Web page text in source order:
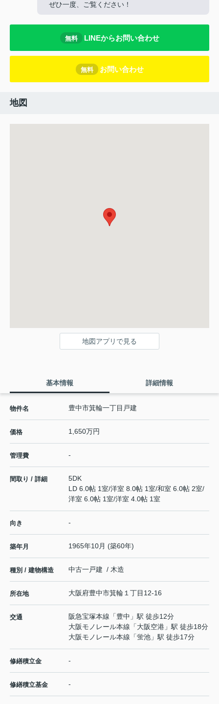
ぜひ一度、ご覧ください！
無料 LINEからお問い合わせ
無料 お問い合わせ
地図
地図アプリで見る
基本情報 詳細情報
物件名 豊中市箕輪一丁目戸建
価格 1,650万円
管理費 -
間取り / 詳細
5DK
LD 6.0帖 1室/洋室 8.0帖 1室/和室 6.0帖 2室/
洋室 6.0帖 1室/洋室 4.0帖 1室
向き -
築年月 1965年10月 (築60年)
種別 / 建物構造 中古一戸建 / 木造
所在地 大阪府豊中市箕輪 １丁目12-16
交通 阪急宝塚本線 「豊中 」駅 徒歩12分
大阪モノレール本線 「大阪空港 」駅 徒歩18分
大阪モノレール本線 「蛍池 」駅 徒歩17分
修繕積立金 -
修繕積立基金 -